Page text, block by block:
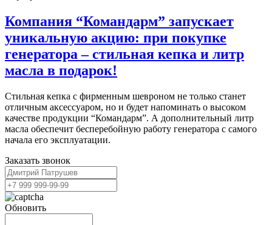
Компания “Командарм” запускает
уникальную акцию: при покупке
генератора – стильная кепка и литр
масла в подарок!
Стильная кепка с фирменным шевроном не только станет
отличным аксессуаром, но и будет напоминать о высоком
качестве продукции “Командарм”. А дополнительный литр
масла обеспечит бесперебойную работу генератора с самого
начала его эксплуатации.
Заказать звонок
Обновить